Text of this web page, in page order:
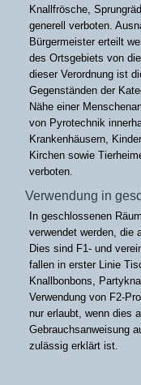
Knallfrösche,
generell verboten.
Bürgermeister erteilt
des Ortsgebiets von
dieser Verordnung ist
Gegenständen der
Nähe einer
von Pyrotechnik
Krankenhäusern,
Kirchen sowie
verboten.
Verwendung in
In geschlossenen
verwendet werden, die
Dies sind F1- und
fallen in erster Linie
Knallbonbons,
Verwendung von F2-
nur erlaubt, wenn dies
Gebrauchsanweisung
zulässig erklärt ist.